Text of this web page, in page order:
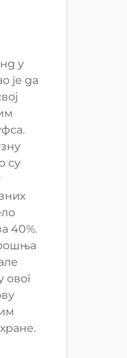
у
је да
су
40%.
овог